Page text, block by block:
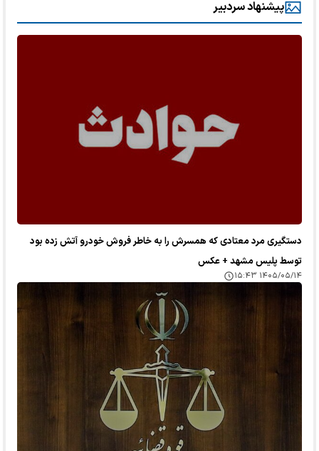
پیشنهاد سردبیر
دستگیری مرد معتادی که همسرش را به خاطر فروش خودرو آتش زده بود
توسط پلیس مشهد + عکس
۱۴۰۵/۰۵/۱۴ ۱۵:۴۳